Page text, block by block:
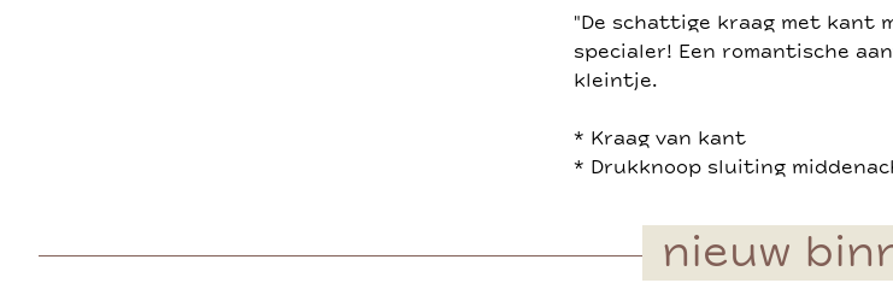
"De schattige kraag met kant
specialer! Een romantische
kleintje.
* Kraag van kant
* Drukknoop sluiting
nieuw